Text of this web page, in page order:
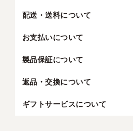
配送・送料について
お支払いについて
製品保証について
返品・交換について
ギフトサービスについて